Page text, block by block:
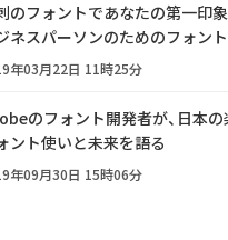
のフォントであなたの第一印
ネスパーソンのためのフォント
年03月22日 11時25分
のフォント開発者が、日本
ント使いと未来を語る
年09月30日 15時06分